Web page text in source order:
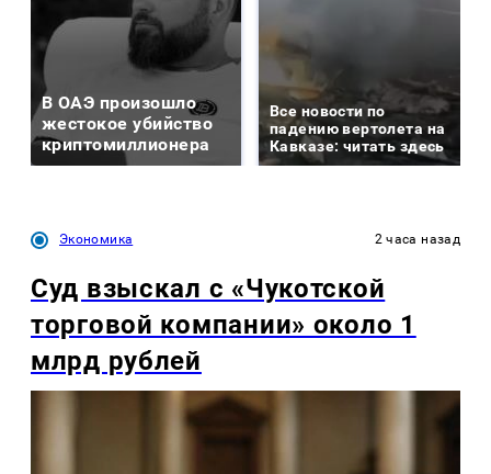
В ОАЭ произошло
жестокое убийство
криптомиллионера
Все новости по
падению вертолета на
Кавказе: читать здесь
Экономика 2 часа назад
Суд взыскал с «Чукотской
торговой компании» около 1
млрд рублей